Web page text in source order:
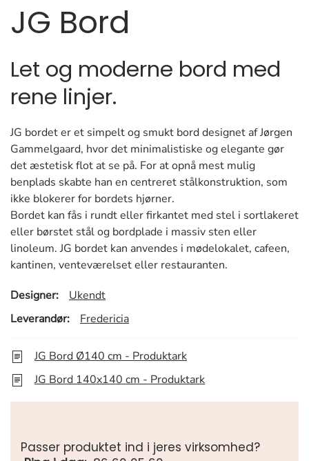
JG Bord
Let og moderne bord med
rene linjer.
JG bordet er et simpelt og smukt bord designet af Jørgen
Gammelgaard, hvor det minimalistiske og elegante gør
det æstetisk flot at se på. For at opnå mest mulig
benplads skabte han en centreret stålkonstruktion, som
ikke blokerer for bordets hjørner.
Bordet kan fås i rundt eller firkantet med stel i sortlakeret
eller børstet stål og bordplade i massiv sten eller
linoleum. JG bordet kan anvendes i mødelokalet, cafeen,
kantinen, venteværelset eller restauranten.
Designer:
Ukendt
Leverandør:
Fredericia
JG Bord Ø140 cm - Produktark
JG Bord 140x140 cm - Produktark
Passer produktet ind i jeres virksomhed?